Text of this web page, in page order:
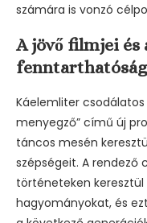
számára is vonzó
A jövő filmjei
fenntarthatóság
Káelemliter
menyegző” című új
táncos mesén
szépségeit. A
történeteken
hagyományokat, és